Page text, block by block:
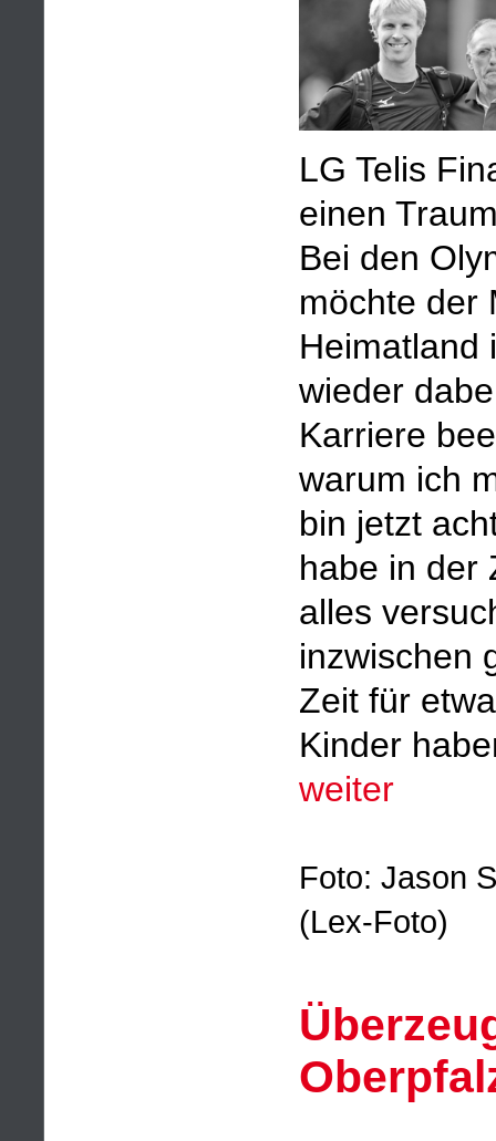
LG Telis
einen
Bei den
möchte der
Heimatland
wieder
Karriere
warum ich
bin jetzt
habe in der
alles
inzwischen
Zeit für
Kinder
weiter
Foto: Jason
(Lex-Foto)